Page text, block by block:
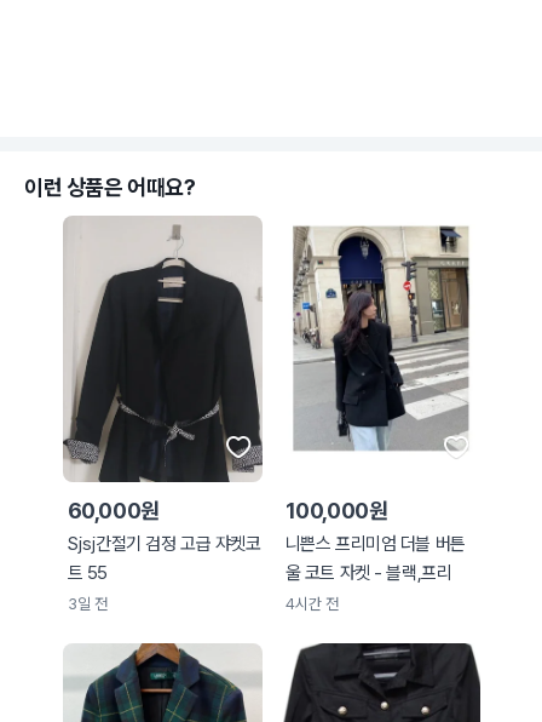
이런 상품은 어때요?
60,000원
Sjsj간절기 검정 고급 쟈켓코
트 55
3일 전
100,000원
니쁜스 프리미엄 더블 버튼
울 코트 자켓 - 블랙,프리
4시간 전